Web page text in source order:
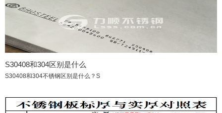
S30408和304区别是什么
S30408和304不锈钢区别是什么？S